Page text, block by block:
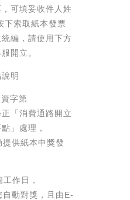
可填妥收件人姓
下索取紙本發票
編，請使用下方
開立。
明
字第
「消費通路開立
」處理，
提供紙本中獎發
作日，
自動對獎，且由E-